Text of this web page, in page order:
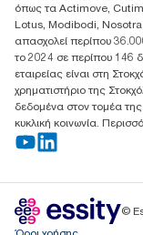
όπως τα Actimove,
Lotus, Modibodi,
απασχολεί περίπου
το 2024 σε περίπου 146
εταιρείας είναι στη
χρηματιστήριο της
δεδομένα στον τομέα της
κυκλική κοινωνία.
©